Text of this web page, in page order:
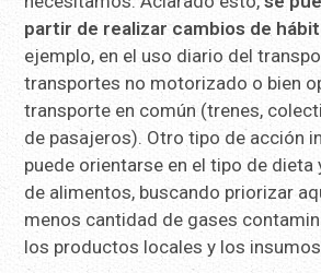
partir de realizar cambios de
ejemplo, en el uso diario del
transportes no motorizado o bien
transporte en común (trenes,
de pasajeros). Otro tipo de acción
puede orientarse en el tipo de
de alimentos, buscando priorizar
menos cantidad de gases
los productos locales y los